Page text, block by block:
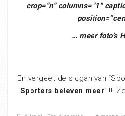
crop=”n” columns=”1″
… meer foto’s
En vergeet de slogan van
“Sporters beleven meer” !!!